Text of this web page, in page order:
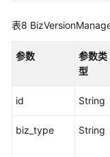
表8
参数
参数类
型
id String
biz_type String